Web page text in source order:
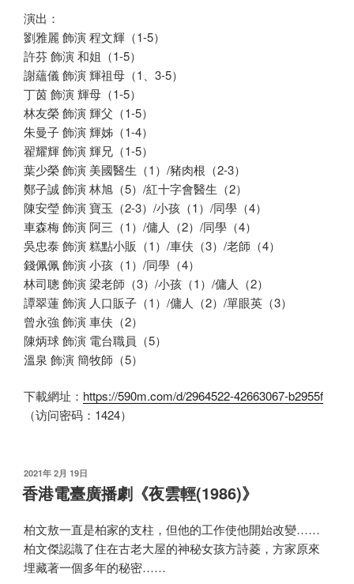
演出：
劉雅麗 飾演 程文輝（1-5）
許芬 飾演 和姐（1-5）
謝蘊儀 飾演 輝祖母（1、3-5）
丁茵 飾演 輝母（1-5）
林友榮 飾演 輝父（1-5）
朱曼子 飾演 輝姊（1-4）
翟耀輝 飾演 輝兄（1-5）
葉少榮 飾演 美國醫生（1）/豬肉根（2-3）
鄭子誠 飾演 林旭（5）/紅十字會醫生（2）
陳安瑩 飾演 寶玉（2-3）/小孩（1）/同學（4）
車森梅 飾演 阿三（1）/傭人（2）/同學（4）
吳忠泰 飾演 糕點小販（1）/車伕（3）/老師（4）
錢佩佩 飾演 小孩（1）/同學（4）
林司聰 飾演 梁老師（3）/小孩（1）/傭人（2）
譚翠蓮 飾演 人口販子（1）/傭人（2）/單眼英（3）
曾永強 飾演 車伕（2）
陳炳球 飾演 電台職員（5）
溫泉 飾演 簡牧師（5）
下載網址： https://590m.com/d/2964522-42663067-b2955f
（访问密码：1424）
发
布
于
2021年 2月 19日
香港電臺廣播劇《夜雲輕(1986)》
柏文敖一直是柏家的支柱，但他的工作使他開始改變……
柏文傑認識了住在古老大屋的神秘女孩方詩菱，方家原來
埋藏著一個多年的秘密……